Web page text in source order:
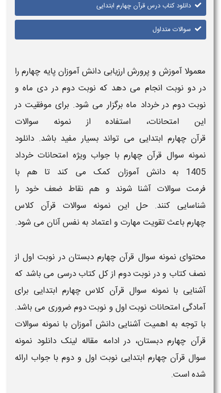
دانلود کتاب درس قرآن چهارم ابتدایی
سوالات متداول
معمولا آموزش و پرورش ارزیابی دانش آموزانپایه چهارم را
در دو نوبت انجام می دهد کهنوبت دومدر دی ماه و
نوبت دوم در خرداد ماه برگزار می شود. برای موفقیت در
این امتحانات، استفاده ازنمونه سوالات
قرآن چهارم ابتدایی می تواند بسیار مفید باشد. دانلود
نمونه سوال قرآن چهارم با جواب ویژه امتحانات خرداد
1405 به دانش آموزان کمک می کند تا هم با
فرمت سوالات آشنا شوند و هم نقاط ضعف خود را
شناسایی کنند. حل این نمونه سوالات قرآن کلاس
چهارمباعث تقویت مهارت و اعتماد به نفس آنان می شود.
محتواینمونه سوال قرآن چهارم دبستاندر نوبت اول از
نصف کتاب و درنوبت دوم از کل کتاب درسی می باشد که
آشنایی بانمونه سوال قرآن کلاس چهارم ابتدایی برای
آمادگی امتحانات نوبت اولو نوبت دوم ضروری می باشد.
با توجه به اهمیت آشنایی دانش آموزان با نمونه سوالات
قرآن چهارم دبستان، در ادامه مقاله لینک دانلود نمونه
سوال قرآن چهارم ابتدایی نوبت اول و دوم با جواب ارائه
شده است.